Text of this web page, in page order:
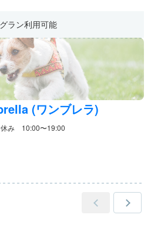
ラン利用可能
(ワンブレラ)
休み 10:00〜19:00